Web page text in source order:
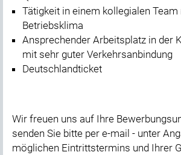
Tätigkeit in einem kollegialen
Betriebsklima
Ansprechender Arbeitsplatz in der
mit sehr guter Verkehrsanbindung
Deutschlandticket
Wir freuen uns auf Ihre
senden Sie bitte per e-mail - unter
möglichen Eintrittstermins und Ihrer